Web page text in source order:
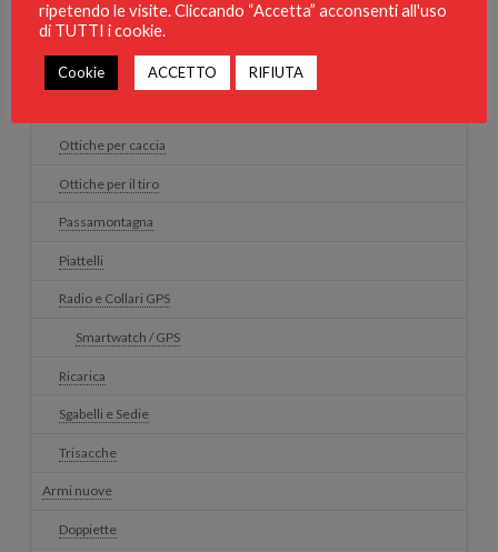
Gilet di protezione per cani
Guanti da caccia
Ottiche per caccia
Ottiche per il tiro
Passamontagna
Piattelli
Radio e Collari GPS
Smartwatch / GPS
Ricarica
Sgabelli e Sedie
Trisacche
Armi nuove
Doppiette
ripetendo le visite. Cliccando “Accetta” acconsenti all'uso
di TUTTI i cookie.
Cookie ACCETTO RIFIUTA